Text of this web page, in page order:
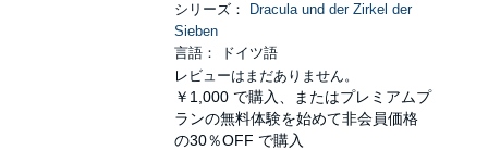
シリーズ：
Dracula und der Zirkel der
Sieben
言語： ドイツ語
レビューはまだありません。
￥1,000 で購入、またはプレミアムプ
ランの無料体験を始めて非会員価格
の30％OFF で購入